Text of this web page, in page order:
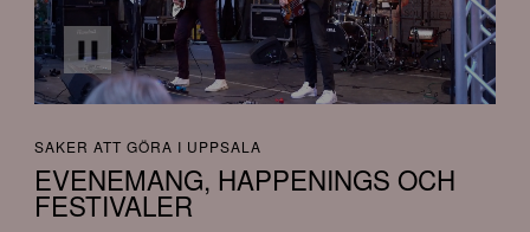
SAKER ATT GÖRA I UPPSALA
EVENEMANG, HAPPENINGS OCH
FESTIVALER